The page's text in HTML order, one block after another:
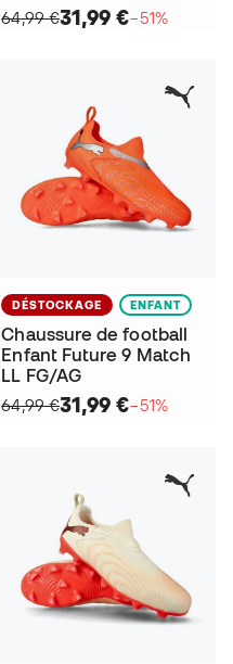
64,99 €31,99 €−51%
DÉSTOCKAGE ENFANT
Chaussure de football
Enfant Future 9 Match
LL FG/AG
64,99 €31,99 €−51%